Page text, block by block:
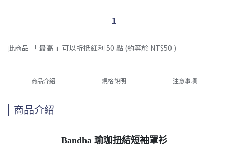
此商品 「 最高 」可以折抵紅利 50 點 (約等於 NT$50 )
商品介紹 規格說明 注意事項
商品介紹
Bandha 瑜珈扭結短袖罩衫